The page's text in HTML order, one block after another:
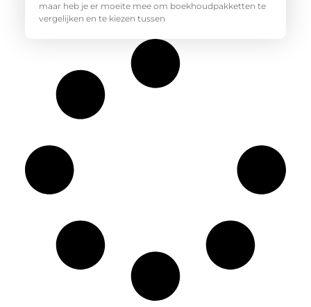
maar heb je er moeite mee om boekhoudpakketten te
vergelijken en te kiezen tussen